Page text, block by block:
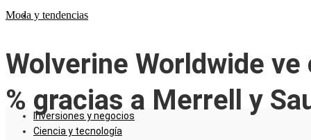
CULTURA Y OCIO
RESPONSABILIDAD SOCIAL
Inversiones y negocios
Ciencia y tecnología
Moda y tendencias
Wolverine Worldwide
% gracias a Merrell y